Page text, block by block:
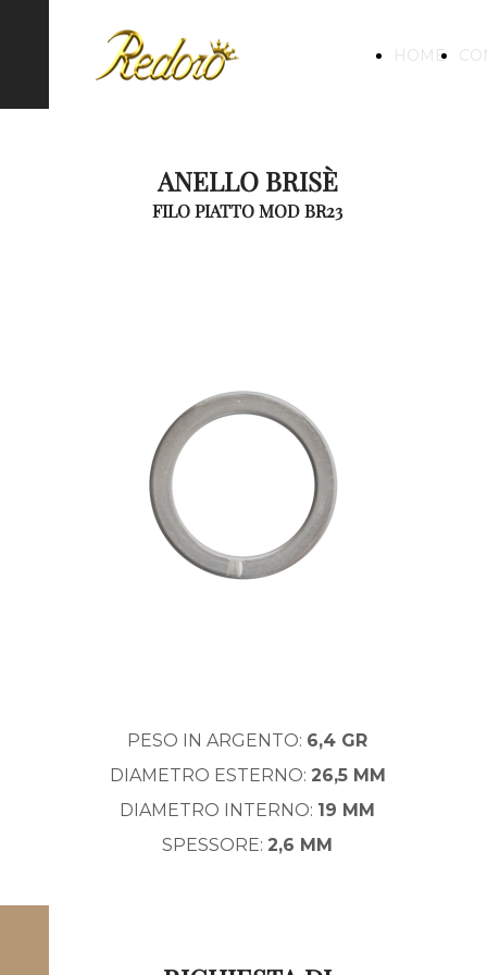
HOME
ANELLO BRISÈ
FILO PIATTO MOD BR23
PESO IN ARGENTO: 6,4 GR
DIAMETRO ESTERNO: 26,5 MM
DIAMETRO INTERNO: 19 MM
SPESSORE: 2,6 MM